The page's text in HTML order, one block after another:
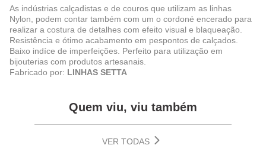
As indústrias calçadistas e de couros que utilizam as linhas
Nylon, podem contar também com um o cordoné encerado para
realizar a costura de detalhes com efeito visual e blaqueação.
Resistência e ótimo acabamento em pespontos de calçados.
Baixo indíce de imperfeições. Perfeito para utilização em
bijouterias com produtos artesanais.
Fabricado por: LINHAS SETTA
Quem viu, viu também
VER TODAS